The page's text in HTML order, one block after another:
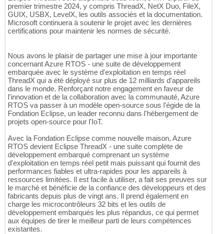
premier trimestre 2024, y compris ThreadX, NetX Duo, FileX,
GUIX, USBX, LevelX, les outils associés et la documentation.
Microsoft continuera à soutenir le projet avec les dernières
certifications pour maintenir les normes de sécurité.
Nous avons le plaisir de partager une mise à jour importante
concernant Azure RTOS - une suite de développement
embarquée avec le système d'exploitation en temps réel
ThreadX qui a été déployé sur plus de 12 milliards d'appareils
dans le monde. Renforçant notre engagement en faveur de
l'innovation et de la collaboration avec la communauté, Azure
RTOS va passer à un modèle open-source sous l'égide de la
Fondation Eclipse, un leader reconnu dans l'hébergement de
projets open-source pour l'IoT.
Avec la Fondation Eclipse comme nouvelle maison, Azure
RTOS devient Eclipse ThreadX - une suite complète de
développement embarqué comprenant un système
d'exploitation en temps réel petit mais puissant qui fournit des
performances fiables et ultra-rapides pour les appareils à
ressources limitées. Il est facile à utiliser, a fait ses preuves sur
le marché et bénéficie de la confiance des développeurs et des
fabricants depuis plus de vingt ans. Il prend également en
charge les microcontrôleurs 32 bits et les outils de
développement embarqués les plus répandus, ce qui permet
aux équipes de tirer le meilleur parti de leurs compétences
existantes.